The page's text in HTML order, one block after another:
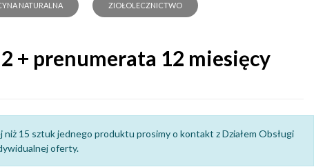
NATURALNA ZIOŁOLECZNICTWO
+ prenumerata 12 miesięcy
niż 15 sztuk jednego produktu prosimy o kontakt z Działem Obsługi
oferty.